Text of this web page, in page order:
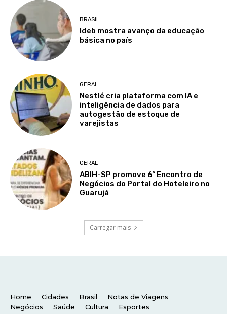
Home Cidades Brasil
Notas de Viagens
Negócios
Saúde Cultura Esportes